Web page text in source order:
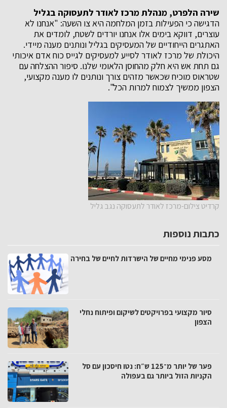
שירה הלפרט, מנהלת מרכז לאודר לתעסוקה בגליל
הדגישה כי הפעילות בזמן המלחמה היא צו השעה: "אנחנו לא
עוצרים, דווקא בימים אלו אנחנו יורדים לשטח, לומדים את
האתגרים הייחודיים של המעסיקים בגליל ונותנים מענה מיידי.
היכולת של מרכז לאודר לסייע למעסיקים לגייס כוח אדם איכותי
גם תחת אש היא חלק מהחוסן הלאומי שלנו. סיפור ההצלחה עם
שטראוס מוכיח שכאשר מזהים צורך ונותנים לו מענה מקצועי,
הצפון ממשיך לצמוח למרות הכל".
קרדיט צילום-מרכז לאודר לתעסוקה נגב גליל
כתבות נוספות
מסע פנימי מחיים של הישרדות לחיים של בחירה
סיור מקצועי בפרויקטים לשיקום ופיתוח נחלי
הצפון
פער של יותר מ־125 ש״ח: נטו חיסכון עם סל
הקניות הזול ביותר גם בעפולה